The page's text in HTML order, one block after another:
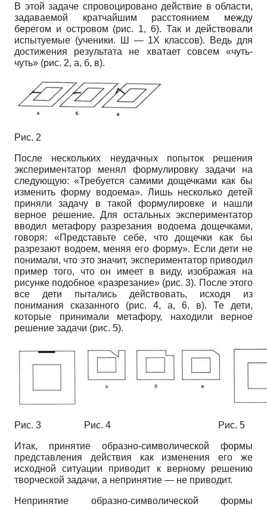
В этой задаче спровоцировано действие в области,
задаваемой кратчайшим расстоянием между
берегом и островом (рис. 1, 6). Так и действовали
испытуемые (ученики. Ш — 1Х классов). Ведь для
достижения результата не хватает совсем «чуть-
чуть» (рис. 2, а, б, в).
Рис. 2
После нескольких неудачных попыток решения
экспериментатор менял формулировку задачи на
следующую: «Требуется самими дощечками как бы
изменить форму водоема». Лишь несколько детей
приняли задачу в такой формулировке и нашли
верное решение. Для остальных экспериментатор
вводил метафору разрезания водоема дощечками,
говоря: «Представьте себе, что дощечки как бы
разрезают водоем, меняя его форму». Если дети не
понимали, что это значит, экспериментатор приводил
пример того, что он имеет в виду, изображая на
рисунке подобное «разрезание» (рис. 3). После этого
все дети пытались действовать, исходя из
понимания сказанного (рис. 4, а, 6, в). Те дети,
которые принимали метафору, находили верное
решение задачи (рис. 5).
Рис. 3 Рис. 4 Рис. 5
Итак, принятие образно-символической формы
представления действия как изменения его же
исходной ситуации приводит к верному решению
творческой задачи, а непринятие — не приводит.
Непринятие образно-символической формы